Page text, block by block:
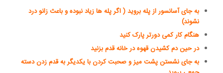
به جای آسانسور از پله بروید ( اگر پله ها زیاد نبوده و باعث زانو درد
نشوند)
هنگام کار کمی دورتر پارک کنید
در حین دم کشیدن قهوه در خانه قدم بزنید
به جای نشستن پشت میز و صحبت کردن با یکدیگر به قدم زدن دسته